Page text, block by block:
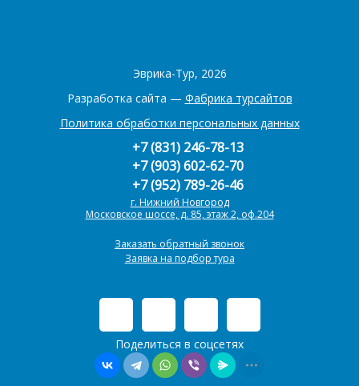
Эврика-Тур, 2026
Разработка сайта — Фабрика турсайтов
Политика обработки персональных данных
Поделиться в соцсетях
+7 (831) 246-78-13
+7 (903) 602-62-70
+7 (952) 789-26-46
г. Нижний Новгород
Московское шоссе, д. 85, этаж 2, оф.204
Заказать обратный звонок
Заявка на подбор тура